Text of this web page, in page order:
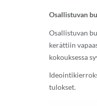
Osallistuvan
Osallistuvan
kerättiin
kokouksessa
tulokset.